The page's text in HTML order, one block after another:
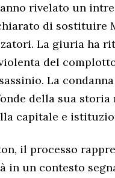
rivelato un
di sostituire
La giuria ha
del
La
della sua storia
capitale e
il processo
in un contesto